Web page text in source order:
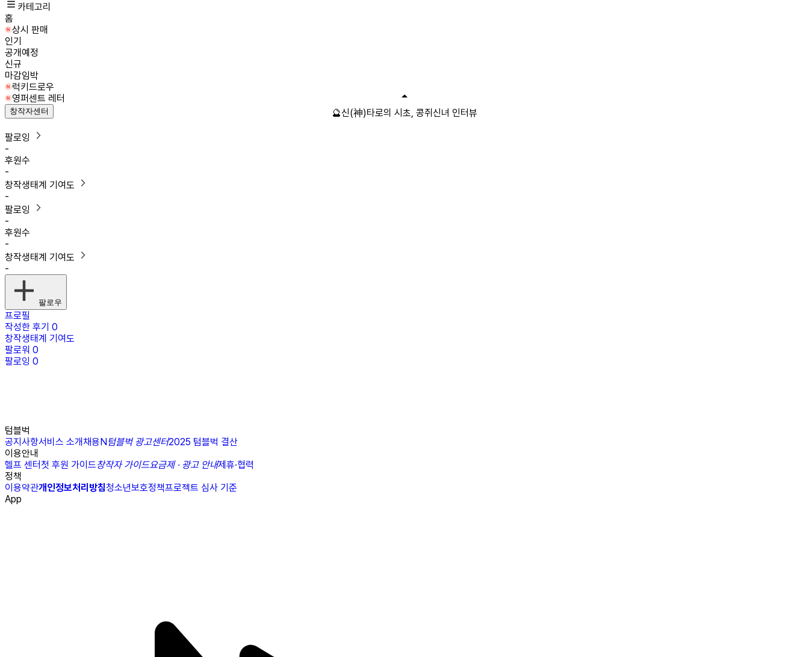
카테고리
홈
상시 판매
인기
공개예정
신규
마감임박
럭키드로우
영퍼센트 레터
창작자센터
팔로잉
-
후원수
-
창작생태계 기여도
-
팔로잉
-
후원수
-
창작생태계 기여도
-
팔로우
프로필
작성한 후기 0
창작생태계 기여도
팔로워 0
팔로잉 0
텀블벅
공지사항서비스 소개채용N텀블벅 광고센터2025 텀블벅 결산
이용안내
헬프 센터첫 후원 가이드창작자 가이드요금제 · 광고 안내제휴·협력
정책
이용약관개인정보처리방침청소년보호정책프로젝트 심사 기준
App
🔮신(神)타로의 시초, 콩쥐신녀 인터뷰